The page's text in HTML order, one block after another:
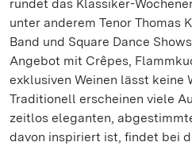
rundet das Klassiker-
unter anderem Tenor Thomas
Band und Square Dance
Angebot mit Crêpes,
exklusiven Weinen lässt keine
Traditionell erscheinen viele
zeitlos eleganten,
davon inspiriert ist, findet bei